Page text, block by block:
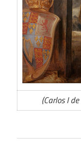
(Carlos I